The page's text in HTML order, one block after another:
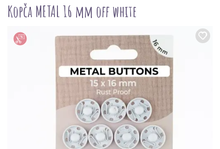
Kopča METAL 16 mm off white